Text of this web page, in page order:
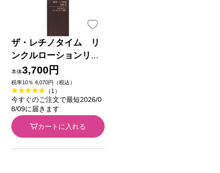
ザ・レチノタイム リ
ンクルローションリッ
チモイスト １６０ｍｌ
(医薬部外品)
本体3,700円
税率10％ 4,070円（税込）
（1）
今すぐのご注文で最短2026/0
8/09に届きます
カートに入れる